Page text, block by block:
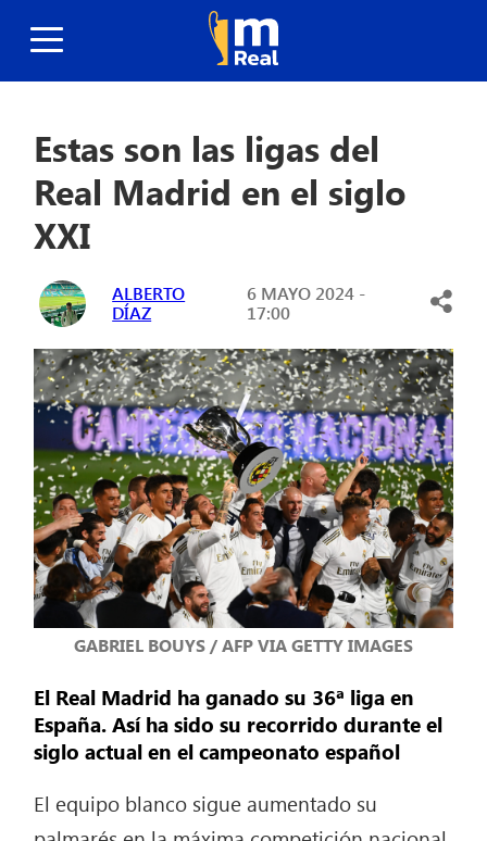
Estas son las ligas del
Real Madrid en el siglo
XXI
ALBERTO
DÍAZ
6 MAYO 2024 -
17:00
GABRIEL BOUYS / AFP VIA GETTY IMAGES
El Real Madrid ha ganado su 36ª liga en
España. Así ha sido su recorrido durante el
siglo actual en el campeonato español
El equipo blanco sigue aumentado su